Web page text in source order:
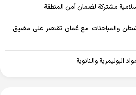
مشتركة لضمان أمن المنطقة
والمباحثات مع عُمان تقتصر على مضيق
البوليمرية والنانوية